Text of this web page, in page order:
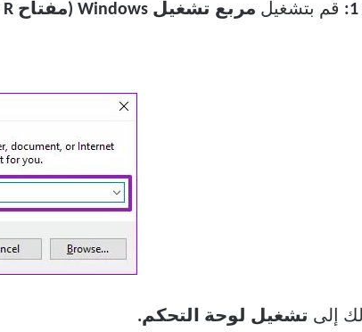
قم بتشغيل مربع تشغيل Windows (مفتاح Windows + R) ،
إلى تشغيل لوحة التحكم.